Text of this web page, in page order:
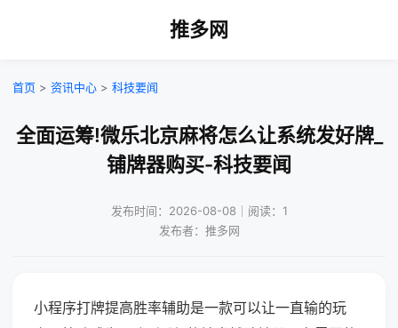
推多网
首页 > 资讯中心 > 科技要闻
全面运筹!微乐北京麻将怎么让系统发好牌_
铺牌器购买-科技要闻
发布时间：2026-08-08｜阅读：1
发布者：推多网
小程序打牌提高胜率辅助是一款可以让一直输的玩